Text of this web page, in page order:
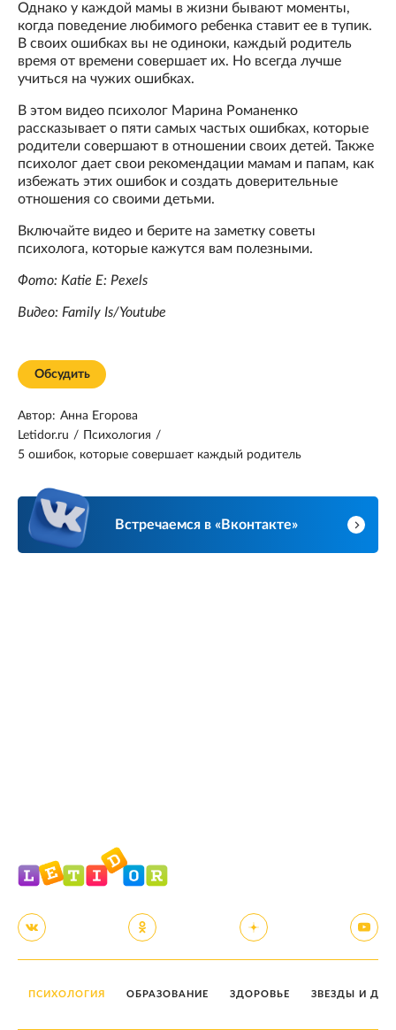
Однако у каждой мамы в жизни бывают моменты,
когда поведение любимого ребенка ставит ее в тупик.
В своих ошибках вы не одиноки, каждый родитель
время от времени совершает их. Но всегда лучше
учиться на чужих ошибках.
В этом видео психолог Марина Романенко
рассказывает о пяти самых частых ошибках, которые
родители совершают в отношении своих детей. Также
психолог дает свои рекомендации мамам и папам, как
избежать этих ошибок и создать доверительные
отношения со своими детьми.
Включайте видео и берите на заметку советы
психолога, которые кажутся вам полезными.
Фото: Katie E: Pexels
Видео: Family Is/Youtube
Обсудить
Автор: Анна Егорова
Letidor.ru / Психология /
5 ошибок, которые совершает каждый родитель
Встречаемся в «Вконтакте»
ПСИХОЛОГИЯ ОБРАЗОВАНИЕ ЗДОРОВЬЕ ЗВЕЗДЫ И